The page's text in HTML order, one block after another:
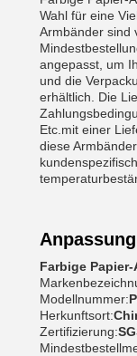
Wahl für eine
Armbänder sind
angepasst, um
und die
erhältlich. Die
Etc.mit einer
diese
Farbige
Modellnummer:
Herkunftsort:
Zertifizierung: